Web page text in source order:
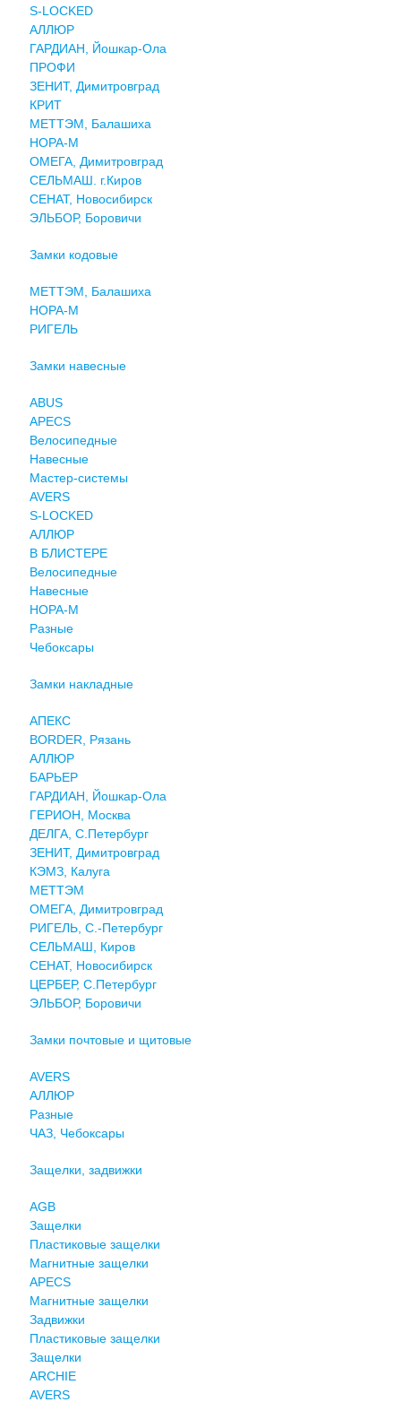
S-LOCKED
АЛЛЮР
ГАРДИАН, Йошкар-Ола
ПРОФИ
ЗЕНИТ, Димитровград
КРИТ
МЕТТЭМ, Балашиха
НОРА-М
ОМЕГА, Димитровград
СЕЛЬМАШ. г.Киров
СЕНАТ, Новосибирск
ЭЛЬБОР, Боровичи
Замки кодовые
МЕТТЭМ, Балашиха
НОРА-М
РИГЕЛЬ
Замки навесные
ABUS
APECS
Велосипедные
Навесные
Мастер-системы
AVERS
S-LOCKED
АЛЛЮР
В БЛИСТЕРЕ
Велосипедные
Навесные
НОРА-М
Разные
Чебоксары
Замки накладные
АПЕКС
BORDER, Рязань
АЛЛЮР
БАРЬЕР
ГАРДИАН, Йошкар-Ола
ГЕРИОН, Москва
ДЕЛГА, С.Петербург
ЗЕНИТ, Димитровград
КЭМЗ, Калуга
МЕТТЭМ
ОМЕГА, Димитровград
РИГЕЛЬ, С.-Петербург
СЕЛЬМАШ, Киров
СЕНАТ, Новосибирск
ЦЕРБЕР, С.Петербург
ЭЛЬБОР, Боровичи
Замки почтовые и щитовые
AVERS
АЛЛЮР
Разные
ЧАЗ, Чебоксары
Защелки, задвижки
AGB
Защелки
Пластиковые защелки
Магнитные защелки
APECS
Магнитные защелки
Задвижки
Пластиковые защелки
Защелки
ARCHIE
AVERS